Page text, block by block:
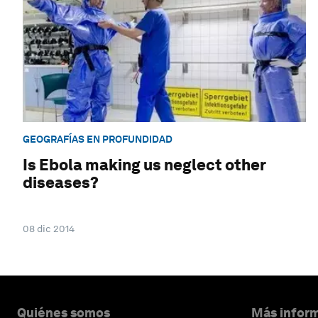
GEOGRAFÍAS EN PROFUNDIDAD
Is Ebola making us neglect other
diseases?
08 dic 2014
Quiénes somos Más